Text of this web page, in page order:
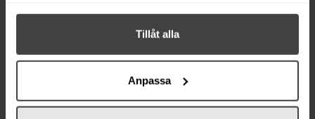
Tillåt alla
Anpassa
40 kr 55 kr